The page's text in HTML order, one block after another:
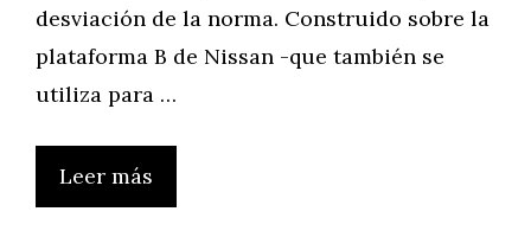
desviación de la norma. Construido sobre la
plataforma B de Nissan -que también se
utiliza para …
Leer más